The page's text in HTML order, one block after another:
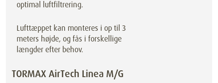
optimal luftfiltrering.
Lufttæppet kan monteres i op til 3
meters højde, og fås i forskellige
længder efter behov.
TORMAX AirTech Linea M/G